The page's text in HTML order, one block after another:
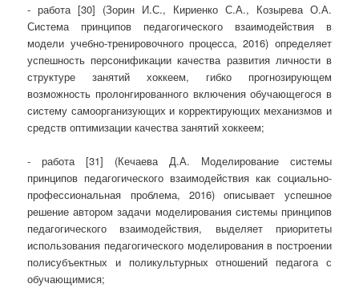
- работа [30] (Зорин И.С., Кириенко С.А., Козырева О.А.
Система принципов педагогического взаимодействия в
модели учебно-тренировочного процесса, 2016) определяет
успешность персонификации качества развития личности в
структуре занятий хоккеем, гибко прогнозирующем
возможность пролонгированного включения обучающегося в
систему самоорганизующих и корректирующих механизмов и
средств оптимизации качества занятий хоккеем;
- работа [31] (Кечаева Д.А. Моделирование системы
принципов педагогического взаимодействия как социально-
профессиональная проблема, 2016) описывает успешное
решение автором задачи моделирования системы принципов
педагогического взаимодействия, выделяет приоритеты
использования педагогического моделирования в построении
полисубъектных и поликультурных отношений педагога с
обучающимися;